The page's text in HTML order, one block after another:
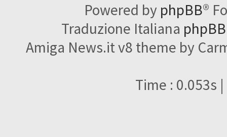
Powered by phpBB®
Traduzione Italiana
Amiga News.it v8 theme by
Time : 0.053s